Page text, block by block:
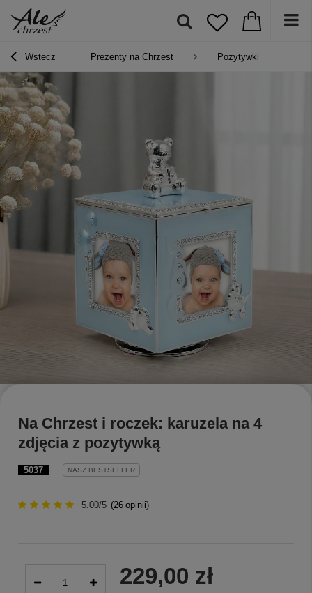
Wstecz Prezenty na Chrzest Pozytywki
5037 NASZ BESTSELLER
Na Chrzest i roczek: karuzela na 4
zdjęcia z pozytywką
5.00/5 (26 opinii)
229,00 zł